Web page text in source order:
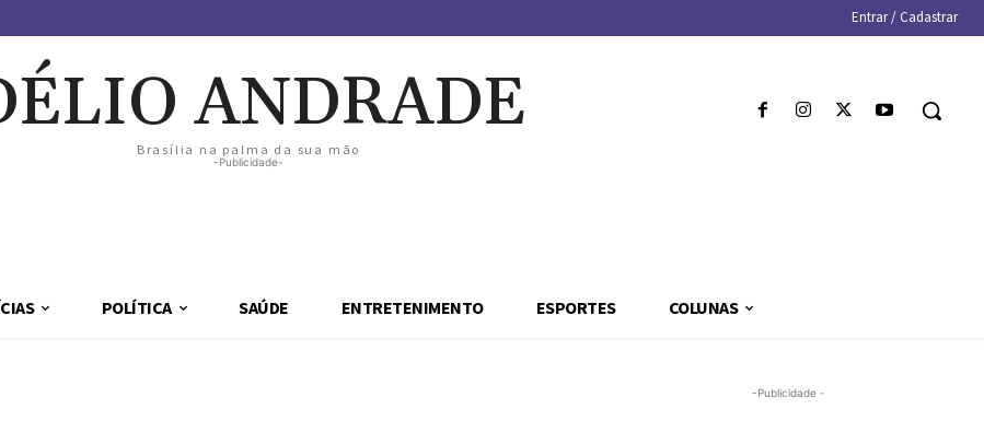
Entrar / Cadastrar
ANDRADE
Brasília na palma da sua mão
-Publicidade-
POLÍTICA SAÚDE ENTRETENIMENTO ESPORTES COLUNAS
-Publicidade -